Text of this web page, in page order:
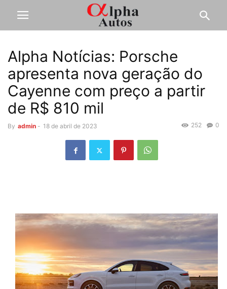
Alpha Notícias: Porsche
apresenta nova geração do
Cayenne com preço a partir
de R$ 810 mil
By admin - 18 de abril de 2023 0
252